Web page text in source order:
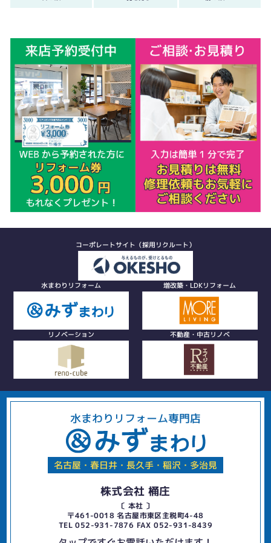
コーポレートサイト（採用リクルート）
水まわりリフォーム 増改築・LDKリフォーム
リノベーション 不動産・中古リノベ
水まわりリフォーム専門店
名古屋・春日井・長久手・稲沢・多治見
株式会社 桶庄
〔 本社 〕
〒461-0018 名古屋市東区主税町4-48
TEL 052-931-7876 FAX 052-931-8439